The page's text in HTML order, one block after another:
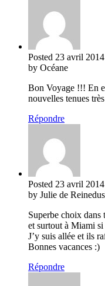
Posted 23 avril 2014
by Océane
Bon Voyage !!! En
nouvelles tenues
Répondre
Posted 23 avril 2014
by Julie de
Superbe choix dans
et surtout à Miami si
J’y suis allée et ils
Bonnes vacances :)
Répondre